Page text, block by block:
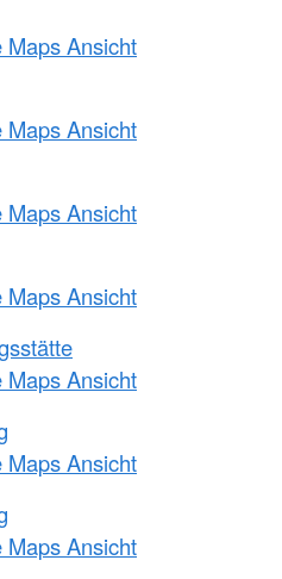
Maps Ansicht
Maps Ansicht
Maps Ansicht
Maps Ansicht
Maps Ansicht
Maps Ansicht
Maps Ansicht